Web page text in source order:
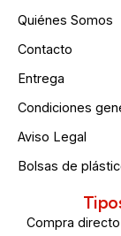
Quiénes Somos
Contacto
Entrega
Condiciones
Aviso Legal
Bolsas de
Compra